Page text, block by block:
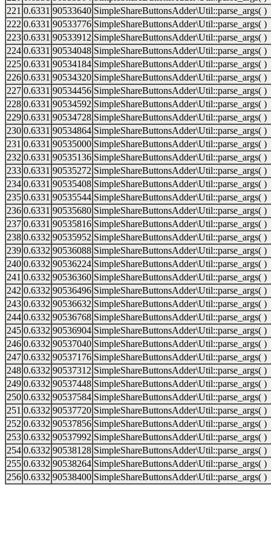
221 0.6331 90533640 SimpleShareButtonsAdder\Util::parse_args( )
222 0.6331 90533776 SimpleShareButtonsAdder\Util::parse_args( )
223 0.6331 90533912 SimpleShareButtonsAdder\Util::parse_args( )
224 0.6331 90534048 SimpleShareButtonsAdder\Util::parse_args( )
225 0.6331 90534184 SimpleShareButtonsAdder\Util::parse_args( )
226 0.6331 90534320 SimpleShareButtonsAdder\Util::parse_args( )
227 0.6331 90534456 SimpleShareButtonsAdder\Util::parse_args( )
228 0.6331 90534592 SimpleShareButtonsAdder\Util::parse_args( )
229 0.6331 90534728 SimpleShareButtonsAdder\Util::parse_args( )
230 0.6331 90534864 SimpleShareButtonsAdder\Util::parse_args( )
231 0.6331 90535000 SimpleShareButtonsAdder\Util::parse_args( )
232 0.6331 90535136 SimpleShareButtonsAdder\Util::parse_args( )
233 0.6331 90535272 SimpleShareButtonsAdder\Util::parse_args( )
234 0.6331 90535408 SimpleShareButtonsAdder\Util::parse_args( )
235 0.6331 90535544 SimpleShareButtonsAdder\Util::parse_args( )
236 0.6331 90535680 SimpleShareButtonsAdder\Util::parse_args( )
237 0.6331 90535816 SimpleShareButtonsAdder\Util::parse_args( )
238 0.6332 90535952 SimpleShareButtonsAdder\Util::parse_args( )
239 0.6332 90536088 SimpleShareButtonsAdder\Util::parse_args( )
240 0.6332 90536224 SimpleShareButtonsAdder\Util::parse_args( )
241 0.6332 90536360 SimpleShareButtonsAdder\Util::parse_args( )
242 0.6332 90536496 SimpleShareButtonsAdder\Util::parse_args( )
243 0.6332 90536632 SimpleShareButtonsAdder\Util::parse_args( )
244 0.6332 90536768 SimpleShareButtonsAdder\Util::parse_args( )
245 0.6332 90536904 SimpleShareButtonsAdder\Util::parse_args( )
246 0.6332 90537040 SimpleShareButtonsAdder\Util::parse_args( )
247 0.6332 90537176 SimpleShareButtonsAdder\Util::parse_args( )
248 0.6332 90537312 SimpleShareButtonsAdder\Util::parse_args( )
249 0.6332 90537448 SimpleShareButtonsAdder\Util::parse_args( )
250 0.6332 90537584 SimpleShareButtonsAdder\Util::parse_args( )
251 0.6332 90537720 SimpleShareButtonsAdder\Util::parse_args( )
252 0.6332 90537856 SimpleShareButtonsAdder\Util::parse_args( )
253 0.6332 90537992 SimpleShareButtonsAdder\Util::parse_args( )
254 0.6332 90538128 SimpleShareButtonsAdder\Util::parse_args( )
255 0.6332 90538264 SimpleShareButtonsAdder\Util::parse_args( )
256 0.6332 90538400 SimpleShareButtonsAdder\Util::parse_args( )